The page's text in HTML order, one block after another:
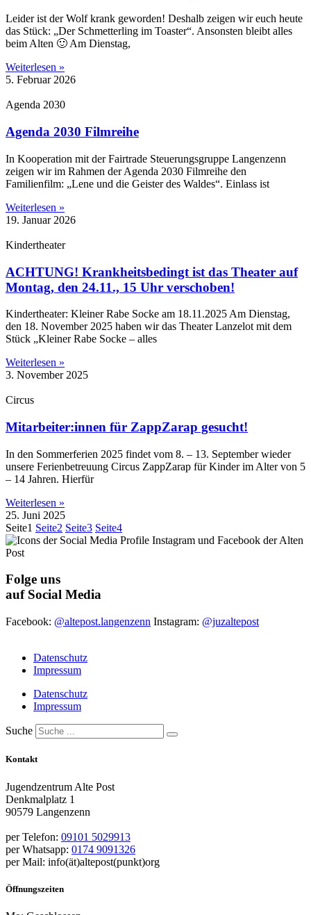
Leider ist der Wolf krank geworden! Deshalb zeigen wir euch heute
das Stück: „Der Schmetterling im Toaster“. Ansonsten bleibt alles
beim Alten 🙂 Am Dienstag,
Weiterlesen »
5. Februar 2026
Agenda 2030
Agenda 2030 Filmreihe
In Kooperation mit der Fairtrade Steuerungsgruppe Langenzenn
zeigen wir im Rahmen der Agenda 2030 Filmreihe den
Familienfilm: „Lene und die Geister des Waldes“. Einlass ist
Weiterlesen »
19. Januar 2026
Kindertheater
ACHTUNG! Krankheitsbedingt ist das Theater auf
Montag, den 24.11., 15 Uhr verschoben!
Kindertheater: Kleiner Rabe Socke am 18.11.2025 Am Dienstag,
den 18. November 2025 haben wir das Theater Lanzelot mit dem
Stück „Kleiner Rabe Socke – alles
Weiterlesen »
3. November 2025
Circus
Mitarbeiter:innen für ZappZarap gesucht!
In den Sommerferien 2025 findet vom 8. – 13. September wieder
unsere Ferienbetreuung Circus ZappZarap für Kinder im Alter von 5
– 14 Jahren. Hierfür
Weiterlesen »
25. Juni 2025
Seite1 Seite2 Seite3 Seite4
Folge uns
auf Social Media
Facebook: @altepost.langenzenn Instagram: @juzaltepost
Datenschutz
Impressum
Datenschutz
Impressum
Suche
Kontakt
Jugendzentrum Alte Post
Denkmalplatz 1
90579 Langenzenn
per Telefon: 09101 5029913
per Whatsapp: 0174 9091326
per Mail: info(ät)altepost(punkt)org
Öffnungszeiten